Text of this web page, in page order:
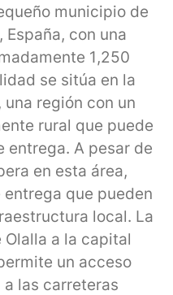
municipio de
con una
1,250
se sitúa en la
región con un
rural que puede
entrega. A pesar de
en esta área,
que pueden
local. La
a la capital
un acceso
las carreteras